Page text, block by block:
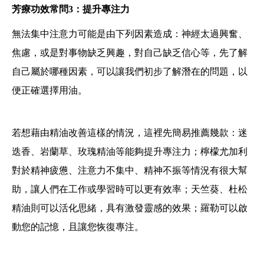
芳療功效常問3：提升專注力
無法集中注意力可能是由下列因素造成：神經太過興奮、
焦慮，或是對事物缺乏興趣，對自己缺乏信心等，先了解
自己屬於哪種因素，可以讓我們初步了解潛在的問題，以
便正確選擇用油。
若想藉由精油改善這樣的情況，這裡先簡易推薦幾款：迷
迭香、岩蘭草、玫瑰精油等能夠提升專注力；檸檬尤加利
對於精神疲憊、注意力不集中、精神不振等情況有很大幫
助，讓人們在工作或學習時可以更有效率；天竺葵、杜松
精油則可以活化思緒，具有激發靈感的效果；羅勒可以啟
動您的記憶，且讓您恢復專注。